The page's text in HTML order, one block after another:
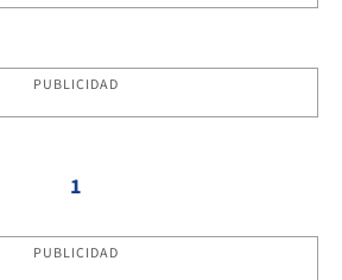
PUBLICIDAD
1
PUBLICIDAD